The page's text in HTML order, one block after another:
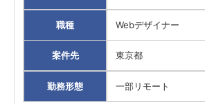
職種 Webデザイナー
案件先 東京都
勤務形態 一部リモート